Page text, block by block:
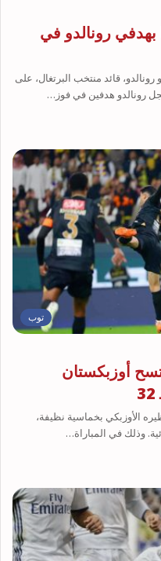
رونالدو في
قائد منتخب البرتغال، على
رونالدو هدفين في فوز…
توب
تكتسح أوزبكستان
الأوزبكي بخماسية نظيفة،
وذلك في المباراة…